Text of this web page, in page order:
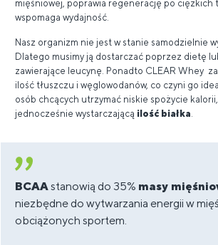
mięśniowej, poprawia regenerację po ciężkich
wspomaga wydajność.
Nasz organizm nie jest w stanie samodzielnie
Dlatego musimy ją dostarczać poprzez dietę
zawierające leucynę. Ponadto CLEAR Whey
ilość tłuszczu i węglowodanów, co czyni go
osób chcących utrzymać niskie spożycie
jednocześnie wystarczającą ilość białka
BCAAstanowią do 35% masy
niezbędne do wytwarzania energii w
obciążonych sportem.